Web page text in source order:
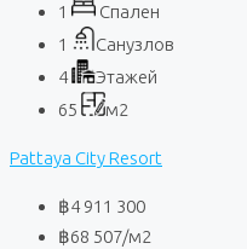
1
Спален
1
Санузлов
4
Этажей
65
м2
Pattaya City Resort
฿4 911 300
฿68 507/м2